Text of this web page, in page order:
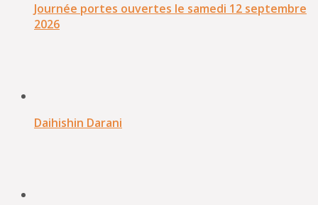
Journée portes ouvertes le samedi 12 septembre
2026
Daihishin Darani